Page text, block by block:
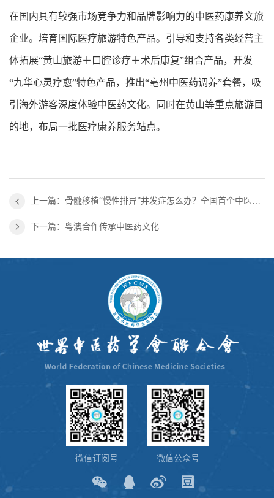
在国内具有较强市场竞争力和品牌影响力的中医药康养文旅
企业。培育国际医疗旅游特色产品。引导和支持各类经营主
体拓展“黄山旅游＋口腔诊疗＋术后康复”组合产品，开发
“九华心灵疗愈”特色产品，推出“亳州中医药调养”套餐，吸
引海外游客深度体验中医药文化。同时在黄山等重点旅游目
的地，布局一批医疗康养服务站点。
下一篇：粤澳合作传承中医药文化
微信订阅号 微信公众号